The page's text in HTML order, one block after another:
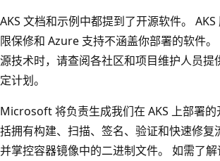
AKS 文档和示例中都提到了开源软件。
限保修和 Azure 支持不涵盖你部署的软件。
源技术时，请查阅各社区和项目维护人员提
定计划。
Microsoft 将负责生成我们在 AKS 上部署
括拥有构建、扫描、签名、验证和快速修复
并掌控容器镜像中的二进制文件。 如需了